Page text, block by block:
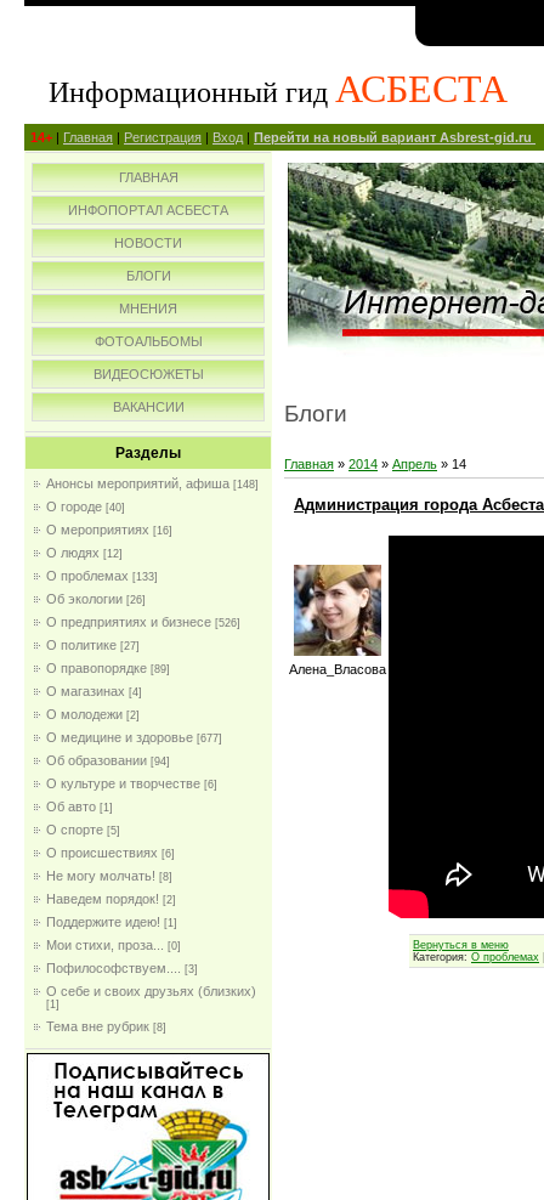
Информационный гид АСБЕСТА
14+ | Главная | Регистрация | Вход | Перейти на новый вариант Asbrest-gid.ru
ГЛАВНАЯ
ИНФОПОРТАЛ АСБЕСТА
НОВОСТИ
БЛОГИ
МНЕНИЯ
ФОТОАЛЬБОМЫ
ВИДЕОСЮЖЕТЫ
ВАКАНСИИ
Разделы
Анонсы мероприятий, афиша [148]
О городе [40]
О мероприятиях [16]
О людях [12]
О проблемах [133]
Об экологии [26]
О предприятиях и бизнесе [526]
О политике [27]
О правопорядке [89]
О магазинах [4]
О молодежи [2]
О медицине и здоровье [677]
Об образовании [94]
О культуре и творчестве [6]
Об авто [1]
О спорте [5]
О происшествиях [6]
Не могу молчать! [8]
Наведем порядок! [2]
Поддержите идею! [1]
Мои стихи, проза... [0]
Пофилософствуем.... [3]
О себе и своих друзьях (близких)
[1]
Тема вне рубрик [8]
Блоги
Главная » 2014 » Апрель » 14
Администрация города
Алена_Власова
Вернуться в меню
Категория: О проблемах